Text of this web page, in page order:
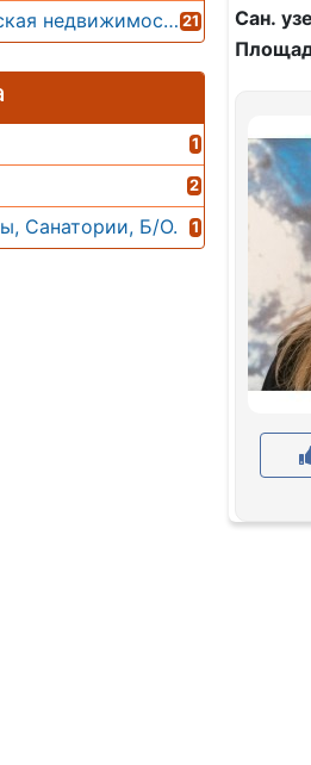
Коммерческая недвижимость 21
1
2
Санатории, Б/О. 1
Сан.